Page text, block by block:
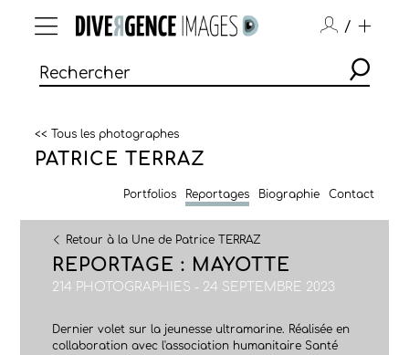
/
<< Tous les photographes
PATRICE TERRAZ
Portfolios Reportages Biographie Contact
Retour à la Une de Patrice TERRAZ
REPORTAGE : MAYOTTE
214 PHOTOGRAPHIES - 24 SEPTEMBRE 2023
Dernier volet sur la jeunesse ultramarine. Réalisée en
collaboration avec l'association humanitaire Santé